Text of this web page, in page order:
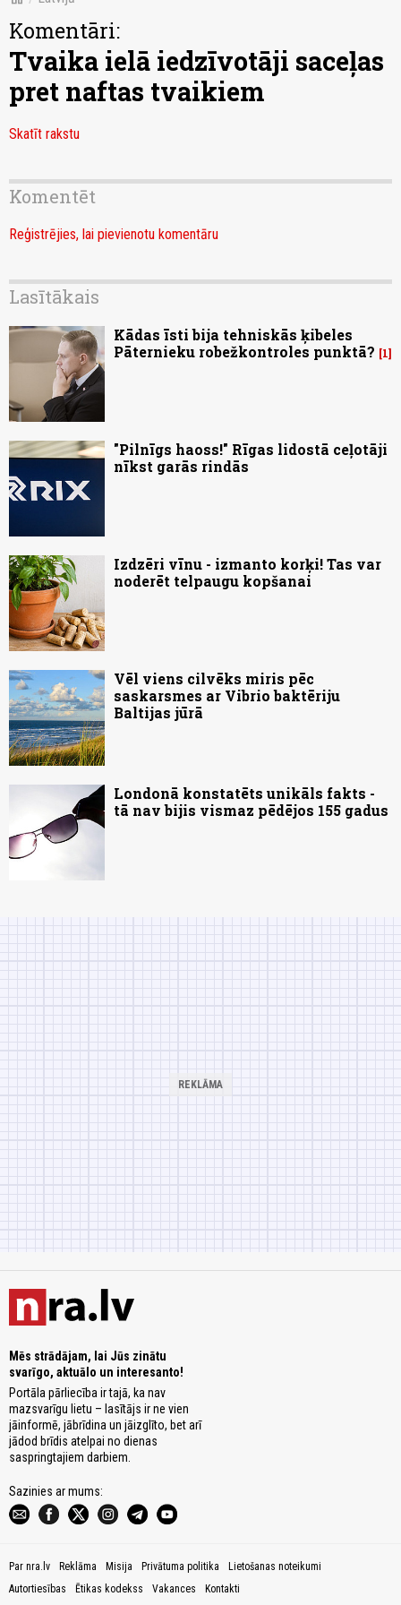
Komentāri:
Tvaika ielā iedzīvotāji saceļas
pret naftas tvaikiem
Skatīt rakstu
Komentēt
Reģistrējies, lai pievienotu komentāru
Lasītākais
Kādas īsti bija tehniskās ķibeles
Pāternieku robežkontroles punktā?
1
"Pilnīgs haoss!" Rīgas lidostā ceļotāji
nīkst garās rindās
Izdzēri vīnu - izmanto korķi! Tas var
noderēt telpaugu kopšanai
Vēl viens cilvēks miris pēc
saskarsmes ar Vibrio baktēriju
Baltijas jūrā
Londonā konstatēts unikāls fakts -
tā nav bijis vismaz pēdējos 155 gadus
Mēs strādājam, lai Jūs zinātu
svarīgo, aktuālo un interesanto!
Portāla pārliecība ir tajā, ka nav
mazsvarīgu lietu – lasītājs ir ne vien
jāinformē, jābrīdina un jāizglīto, bet arī
jādod brīdis atelpai no dienas
saspringtajiem darbiem.
Sazinies ar mums:
Par nra.lv Reklāma Misija Privātuma politika
Lietošanas noteikumi
Autortiesības
Ētikas kodekss Vakances Kontakti